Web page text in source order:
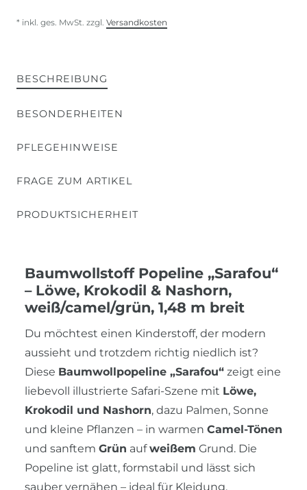
* inkl. ges. MwSt. zzgl. Versandkosten
BESCHREIBUNG
BESONDERHEITEN
PFLEGEHINWEISE
FRAGE ZUM ARTIKEL
PRODUKTSICHERHEIT
Baumwollstoff Popeline „Sarafou“
– Löwe, Krokodil & Nashorn,
weiß/camel/grün, 1,48 m breit
Du möchtest einen Kinderstoff, der modern
aussieht und trotzdem richtig niedlich ist?
Diese Baumwollpopeline „Sarafou“ zeigt eine
liebevoll illustrierte Safari-Szene mit Löwe,
Krokodil und Nashorn, dazu Palmen, Sonne
und kleine Pflanzen – in warmen Camel-Tönen
und sanftem Grün aufweißem Grund. Die
Popeline ist glatt, formstabil und lässt sich
sauber vernähen – ideal für Kleidung,